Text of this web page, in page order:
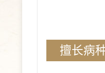
擅长病